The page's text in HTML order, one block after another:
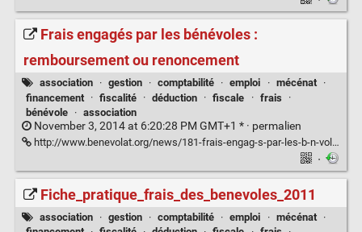
Frais engagés par les bénévoles :
remboursement ou renoncement
association · gestion · comptabilité · emploi · mécénat
·
financement
· fiscalité · déduction · fiscale · frais
·
bénévole
· association
November 3, 2014 at 6:20:28 PM GMT+1 * · permalien
http://www.benevolat.org/news/181-frais-engag-s-par-les-b-n-voles-remboursement-ou-renoncement.html
·
Fiche_pratique_frais_des_benevoles_2011
association · gestion · comptabilité · emploi · mécénat
·